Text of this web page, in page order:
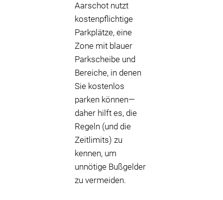
Aarschot nutzt
kostenpflichtige
Parkplätze, eine
Zone mit blauer
Parkscheibe und
Bereiche, in denen
Sie kostenlos
parken können—
daher hilft es, die
Regeln (und die
Zeitlimits) zu
kennen, um
unnötige Bußgelder
zu vermeiden.